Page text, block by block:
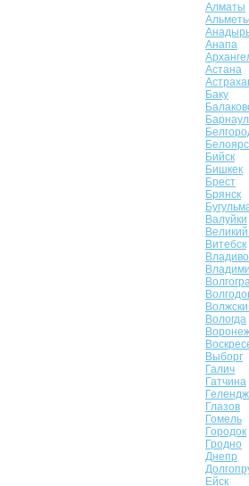
Алматы
Анапа
Астана
Баку
Барнаул
Бийск
Бишкек
Брест
Брянск
Валуйки
Витебск
Вологда
Выборг
Галич
Гатчина
Глазов
Гомель
Городок
Гродно
Днепр
Ейск